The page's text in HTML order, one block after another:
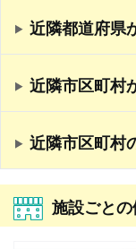
近隣都道府県
近隣市区町村
近隣市区町村
施設ごと